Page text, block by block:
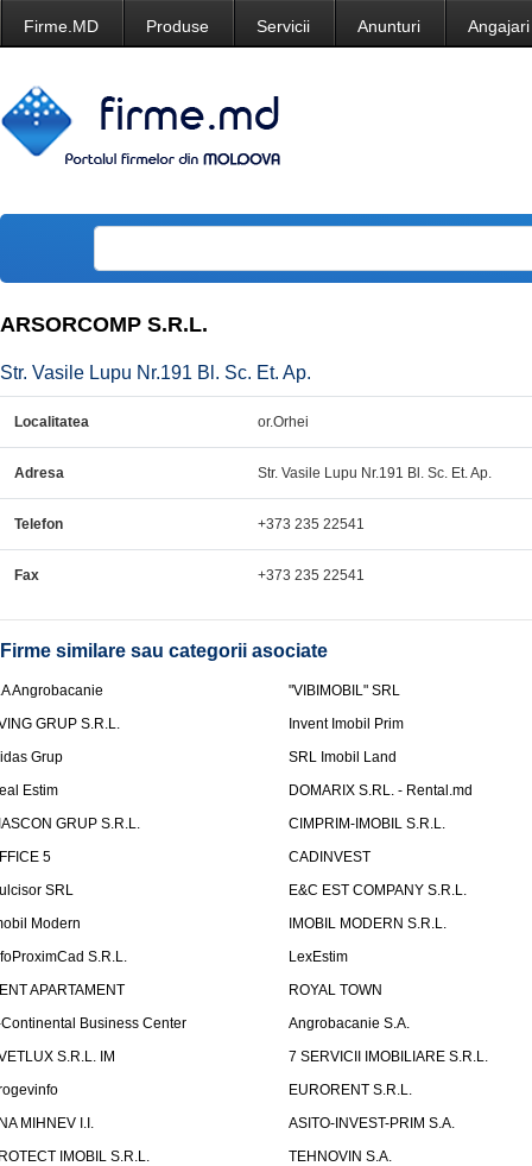
Firme.MD Produse Servicii Anunturi Angajari
ARSORCOMP S.R.L.
Str. Vasile Lupu Nr.191 Bl. Sc. Et. Ap.
Localitatea or.Orhei
Adresa Str. Vasile Lupu Nr.191 Bl. Sc. Et. Ap.
Telefon +373 235 22541
Fax +373 235 22541
Firme similare sau categorii asociate
Angrobacanie
"VIBIMOBIL" SRL
GRUP S.R.L.
Invent Imobil Prim
Grup
SRL Imobil Land
Estim
DOMARIX S.RL. - Rental.md
GRUP S.R.L.
CIMPRIM-IMOBIL S.R.L.
5
CADINVEST
SRL
E&C EST COMPANY S.R.L.
Modern
IMOBIL MODERN S.R.L.
S.R.L.
LexEstim
APARTAMENT
ROYAL TOWN
Continental Business Center
Angrobacanie S.A.
S.R.L. IM
7 SERVICII IMOBILIARE S.R.L.
EURORENT S.R.L.
MIHNEV I.I.
ASITO-INVEST-PRIM S.A.
IMOBIL S.R.L.
TEHNOVIN S.A.